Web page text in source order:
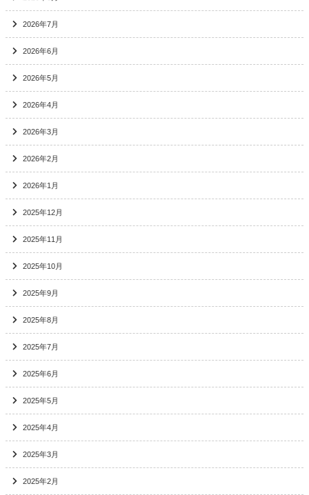
2026年7月
2026年6月
2026年5月
2026年4月
2026年3月
2026年2月
2026年1月
2025年12月
2025年11月
2025年10月
2025年9月
2025年8月
2025年7月
2025年6月
2025年5月
2025年4月
2025年3月
2025年2月